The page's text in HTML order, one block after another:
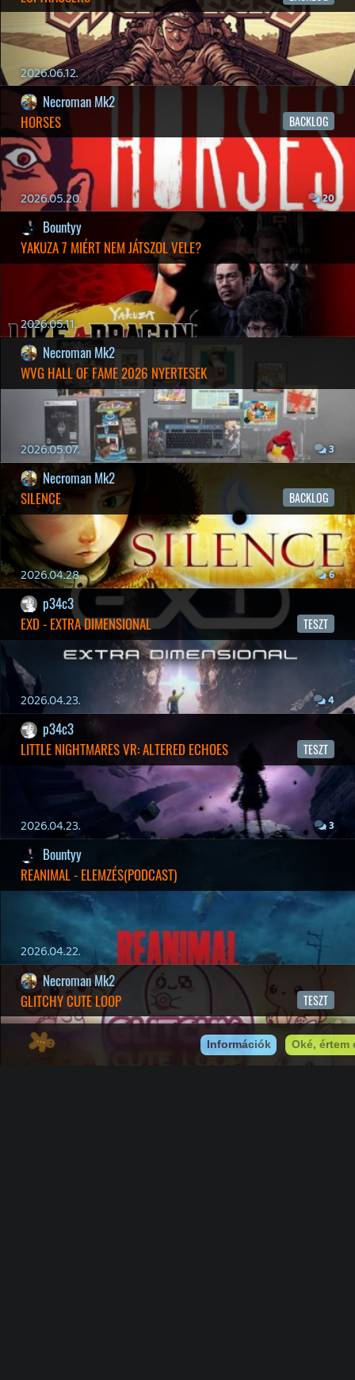
2026.03.15. 1
Necroman Mk2
HIGHGUARD - NECRO'S LOG
2026.03.13.
19 éve videójáték minden nap! Copyright 365 Media Kft
Impresszum Hirdetési ajánlatunk
Felhasználási feltételek | Adatvédelmi elveink |
Sütik
Hírek | Cikkek Podcastok
Gaming Fórum | Offtopic Fórum
RSS | Blog RSS | Podcast RSS
Instagram
| Youtube | Facebook |
Twitter | Patreon